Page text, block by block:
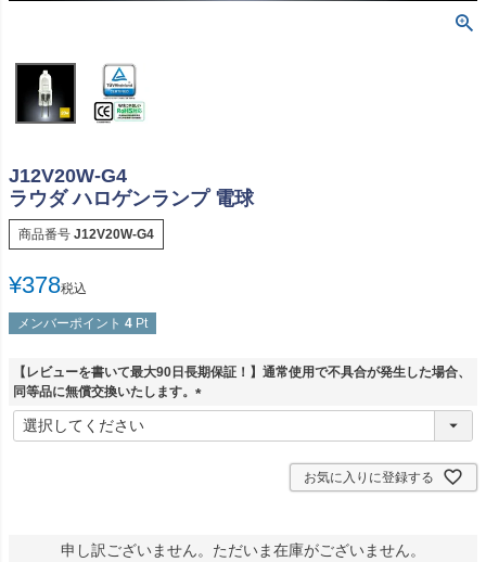
J12V20W-G4
ラウダ ハロゲンランプ 電球
商品番号 J12V20W-G4
¥378税込
メンバーポイント 4 Pt
【レビューを書いて最大90日長期保証！】通常使用で不具合が発生した場合、
同等品に無償交換いたします。
(
お気に入りに登録する
申し訳ございません。ただいま在庫がございません。